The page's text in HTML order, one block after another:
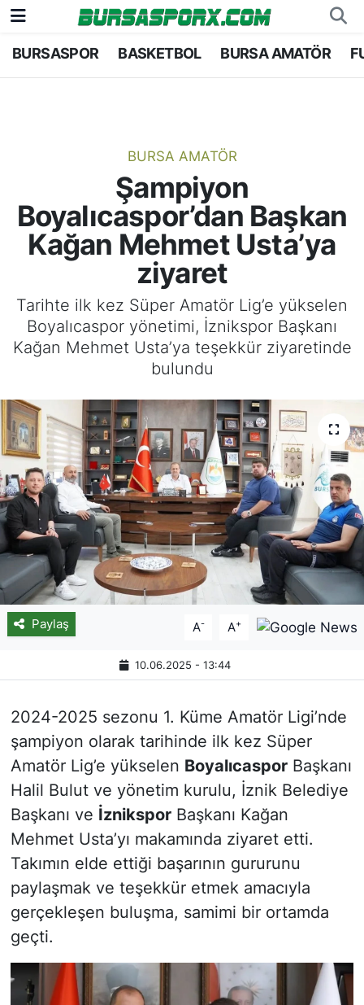
BURSASPOR BASKETBOL BURSA AMATÖR
BURSA AMATÖR
Şampiyon
Boyalıcaspor’dan Başkan
Kağan Mehmet Usta’ya
ziyaret
Tarihte ilk kez Süper Amatör Lig’e yükselen
Boyalıcaspor yönetimi, İznikspor Başkanı
Kağan Mehmet Usta’ya teşekkür ziyaretinde
bulundu
Paylaş A- A+
10.06.2025 - 13:44
2024-2025 sezonu 1. Küme Amatör Ligi’nde
şampiyon olarak tarihinde ilk kez Süper
Amatör Lig’e yükselen BoyalıcasporBaşkanı
Halil Bulut ve yönetim kurulu, İznik Belediye
Başkanı ve İzniksporBaşkanı Kağan
Mehmet Usta’yı makamında ziyaret etti.
Takımın elde ettiği başarının gururunu
paylaşmak ve teşekkür etmek amacıyla
gerçekleşen buluşma, samimi bir ortamda
geçti.
Bursaspor
Bursa Amatör
Hentbol
Genel
Bursa Nöbetçi Eczaneler
Bursa Trafik Yoğunluk Haritası
TFF 1.Lig Puan Durumu ve Fikstür
Tüm Manşetler
Son Dakika Haberleri
Haber Arşivi